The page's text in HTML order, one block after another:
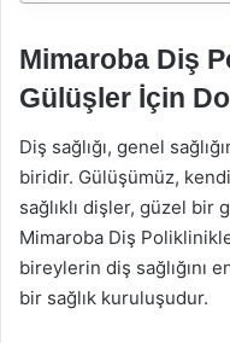
Mimaroba Diş
Gülüşler İçin
Diş sağlığı, genel
biridir. Gülüşümüz,
sağlıklı dişler, güzel bir
Mimaroba Diş
bireylerin diş sağlığını
bir sağlık kuruluşudur.